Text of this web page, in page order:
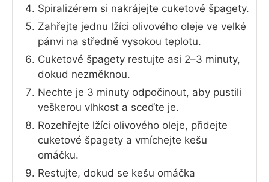
Spiralizérem si nakrájejte cuketové špagety.
Zahřejte jednu lžíci olivového oleje ve velké
pánvi na středně vysokou teplotu.
Cuketové špagety restujte asi 2–3 minuty,
dokud nezměknou.
Nechte je 3 minuty odpočinout, aby pustili
veškerou vlhkost a sceďte je.
Rozehřejte lžíci olivového oleje, přidejte
cuketové špagety a vmíchejte kešu
omáčku.
Restujte, dokud se kešu omáčka